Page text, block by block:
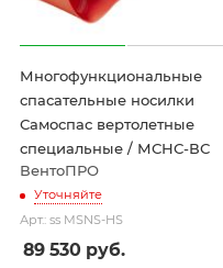
Многофункциональные
спасательные носилки
Самоспас вертолетные
специальные / МСНС-ВС
ВентоПРО
Уточняйте
Арт.: ss MSNS-HS
89 530 руб.